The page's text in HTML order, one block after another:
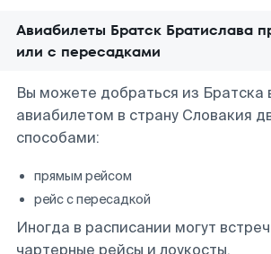
Авиабилеты Братск Братислава
или с пересадками
Вы можете добраться из Братска
авиабилетом в страну Словакия
способами:
прямым рейсом
рейс с пересадкой
Иногда в расписании могут
чартерные рейсы и лоукосты.